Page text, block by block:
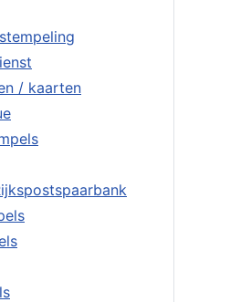
/ kaarten